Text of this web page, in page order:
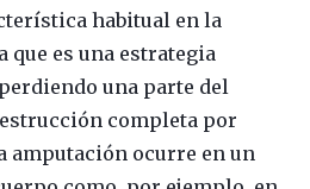
habitual en la
que es una estrategia
una parte del
completa por
amputación ocurre en un